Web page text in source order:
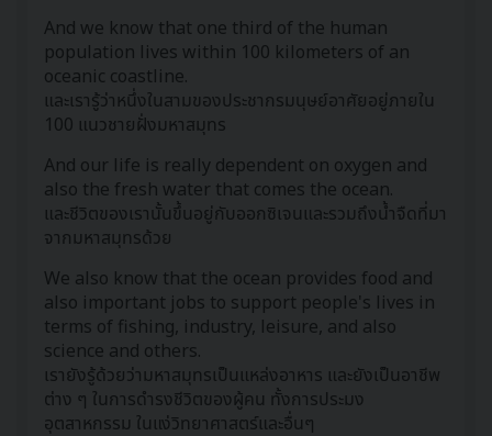
And we know that one third of the human
population lives within 100 kilometers of an
oceanic coastline.
และเรารู้ว่าหนึ่งในสามของประชากรมนุษย์อาศัยอยู่ภายใน
100 แนวชายฝั่งมหาสมุทร
And our life is really dependent on oxygen and
also the fresh water that comes the ocean.
และชีวิตของเรานั้นขึ้นอยู่กับออกซิเจนและรวมถึงน้ำจืดที่มา
จากมหาสมุทรด้วย
We also know that the ocean provides food and
also important jobs to support people's lives in
terms of fishing, industry, leisure, and also
science and others.
เรายังรู้ด้วยว่ามหาสมุทรเป็นแหล่งอาหาร และยังเป็นอาชีพ
ต่าง ๆ ในการดำรงชีวิตของผู้คน ทั้งการประมง
อุตสาหกรรม ในแง่วิทยาศาสตร์และอื่นๆ